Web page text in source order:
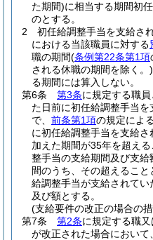
た期間)に相当する期間初
のとする。
2
初任給調整手当を支給さ
における当該職員に対する
職の期間(条例第22条第1項
される休職の期間を除く。)
る期間には算入しない。
第6条
第3条に規定する職
た日前に初任給調整手当
で、 前条第1項の規定によ
に初任給調整手当を支給
加えた期間が35年を超え
整手当の支給期間及び支給
間のうち、その超えるこ
給調整手当が支給されて
及び額とする。
(支給要件の改正の場合の
第7条
第2条に規定する職又
が改正された場合において